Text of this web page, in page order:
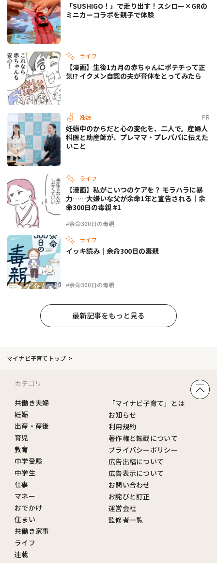
「SUSHIGO！」で走り出す！スシロー×GRの
ミニカーコラボを親子で体験
ライフ
【漫画】生後1カ月の赤ちゃんにポテチって正
気!? イクメン自認の夫が育休をとってみたら
妊娠 PR
妊娠中のからだと心の変化を、二人で。産婦人
科医と助産師が、プレママ・プレパパに伝えた
いこと
ライフ
#余命300日の毒親
【漫画】私がこいつのケアを？ モラハラに暴
力……大嫌いな父が余命1年と宣告される｜余
命300日の毒親 #1
ライフ
#余命300日の毒親
イッキ読み｜余命300日の毒親
最新記事をもっと見る
マイナビ子育てトップ
カテゴリ
共働き夫婦
妊娠
出産・産後
育児
教育
中学受験
中学生
仕事
マネー
おでかけ
住まい
共働き家事
ライフ
連載
「マイナビ子育て」とは
お知らせ
利用規約
著作権と転載について
プライバシーポリシー
広告出稿について
広告表示について
お問い合わせ
お詫びと訂正
運営会社
監修者一覧